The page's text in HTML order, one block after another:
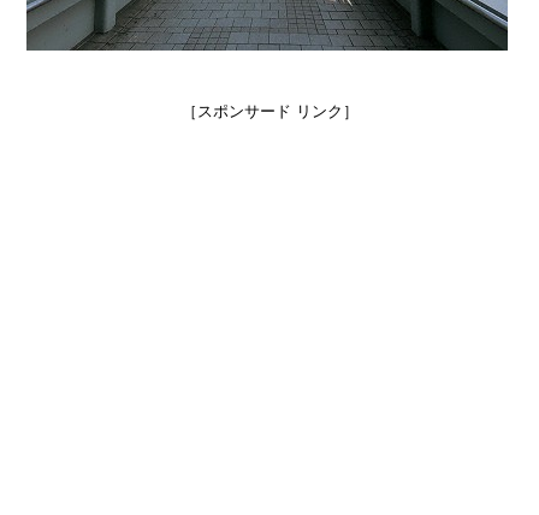
［スポンサード リンク］